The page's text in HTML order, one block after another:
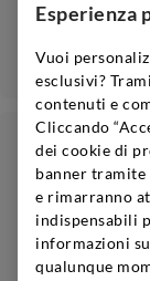
6bt - 10% | 24bt - 20% i
Esperienza
Vuoi
esclusivi?
contenuti e
Cliccando
dei cookie di
banner tramite
e rimarranno
indispensabili
informazioni
qualunque